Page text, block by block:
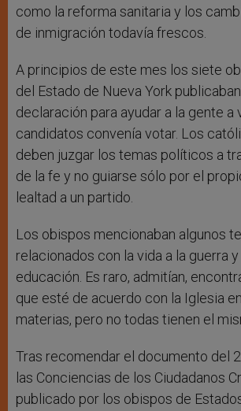
como la reforma sanitaria y los
de inmigración todavía frescos.
A principios de este mes los siete
del Estado de Nueva York
declaración para ayudar a la gente a
candidatos convenía votar. Los
deben juzgar los temas políticos a
de la fe y no guiarse sólo por el
lealtad a un partido.
Los obispos mencionaban algunos
relacionados con la vida a la guerra y
educación. Es raro, admitían,
que esté de acuerdo con la Iglesia
materias, pero no todas tienen el
Tras recomendar el documento del
las Conciencias de los Ciudadanos
publicado por los obispos de